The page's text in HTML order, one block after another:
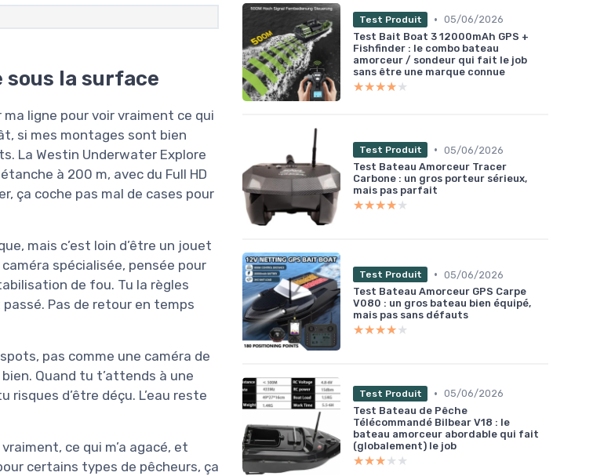
sous la surface
ligne pour voir vraiment ce qui
si mes montages sont bien
La Westin Underwater Explore
à 200 m, avec du Full HD
ça coche pas mal de cases pour
mais c’est loin d’être un jouet
spécialisée, pensée pour
de fou. Tu la règles
Pas de retour en temps
pas comme une caméra de
Quand tu t’attends à une
d’être déçu. L’eau reste
ce qui m’a agacé, et
certains types de pêcheurs, ça
Test Produit • 05/06/2026
Test Bait Boat 3 12000mAh GPS +
Fishfinder : le combo bateau
amorceur / sondeur qui fait le job
sans être une marque connue
★★★★★
★★★★★
Test Produit • 05/06/2026
Test Bateau Amorceur Tracer
Carbone : un gros porteur sérieux,
mais pas parfait
★★★★★
★★★★★
Test Produit • 05/06/2026
Test Bateau Amorceur GPS Carpe
V080 : un gros bateau bien équipé,
mais pas sans défauts
★★★★★
★★★★★
Test Produit • 05/06/2026
Test Bateau de Pêche
Télécommandé Bilbear V18 : le
bateau amorceur abordable qui fait
(globalement) le job
★★★★★
★★★★★